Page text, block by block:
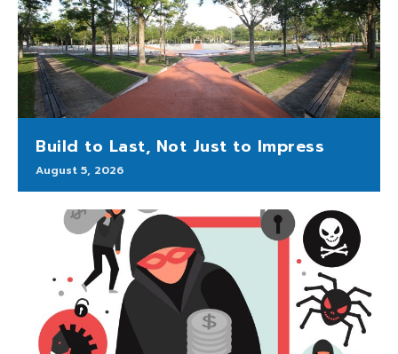
Build to Last, Not Just to Impress
August 5, 2026